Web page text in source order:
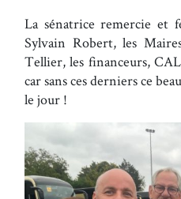
La sénatrice remercie et
Sylvain Robert, les
Tellier, les financeurs,
car sans ces derniers ce
le jour !